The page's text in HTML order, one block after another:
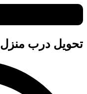
تحویل درب منزل